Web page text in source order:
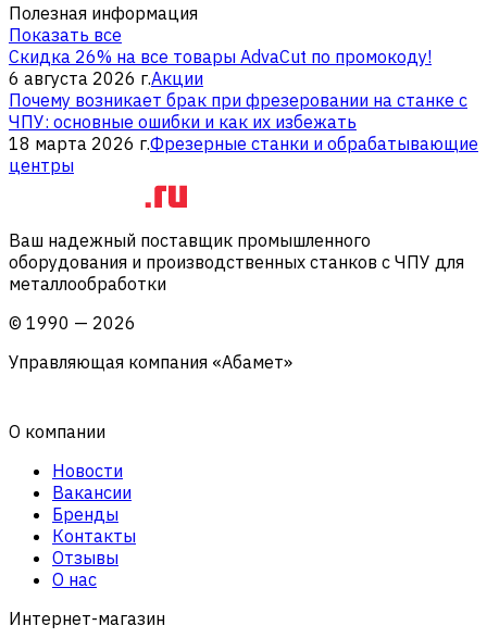
Полезная информация
Показать все
Скидка 26% на все товары AdvaCut по промокоду!
6 августа 2026 г.Акции
Почему возникает брак при фрезеровании на станке с
ЧПУ: основные ошибки и как их избежать
18 марта 2026 г.Фрезерные станки и обрабатывающие
центры
Ваш надежный поставщик промышленного
оборудования и производственных станков с ЧПУ для
металлообработки
© 1990 — 2026
Управляющая компания «Абамет»
О компании
Новости
Вакансии
Бренды
Контакты
Отзывы
О нас
Интернет-магазин